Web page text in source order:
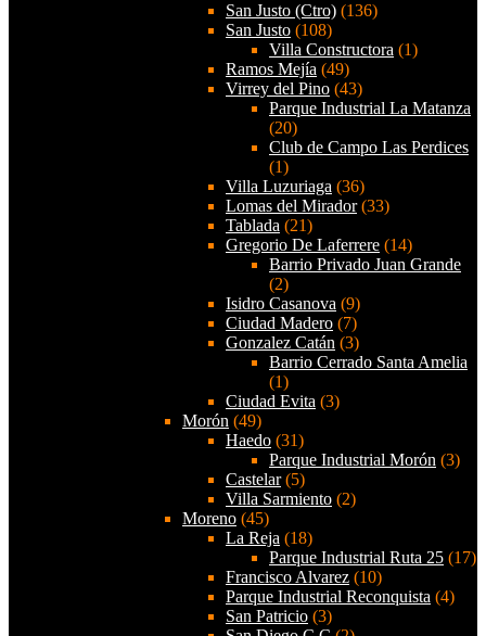
San Justo (Ctro) (136)
San Justo (108)
Villa Constructora (1)
Ramos Mejía (49)
Virrey del Pino (43)
Parque Industrial La Matanza
(20)
Club de Campo Las Perdices
(1)
Villa Luzuriaga (36)
Lomas del Mirador(33)
Tablada (21)
Gregorio De Laferrere (14)
Barrio Privado Juan Grande
(2)
Isidro Casanova (9)
Ciudad Madero (7)
Gonzalez Catán (3)
Barrio Cerrado Santa Amelia
(1)
Ciudad Evita (3)
Morón (49)
Haedo (31)
Parque Industrial Morón (3)
Castelar(5)
Villa Sarmiento (2)
Moreno (45)
La Reja (18)
Parque Industrial Ruta 25 (17)
Francisco Alvarez (10)
Parque Industrial Reconquista (4)
San Patricio (3)